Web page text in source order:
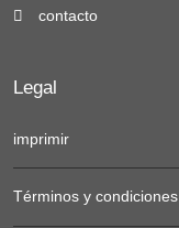
contacto
Legal
imprimir
Términos y condiciones